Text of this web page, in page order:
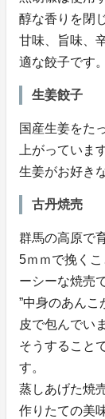
醇な香りを閉
甘味、旨味、
適な餃子です。
生姜餃子
国産生姜をた
上がっていま
生姜がお好き
古丹焼売
群馬の高原で
5ｍｍで挽く
ーシーな焼売
”中身のあんこ
皮で包んでい
そうすること
す。
蒸しあげた焼
作りたての美